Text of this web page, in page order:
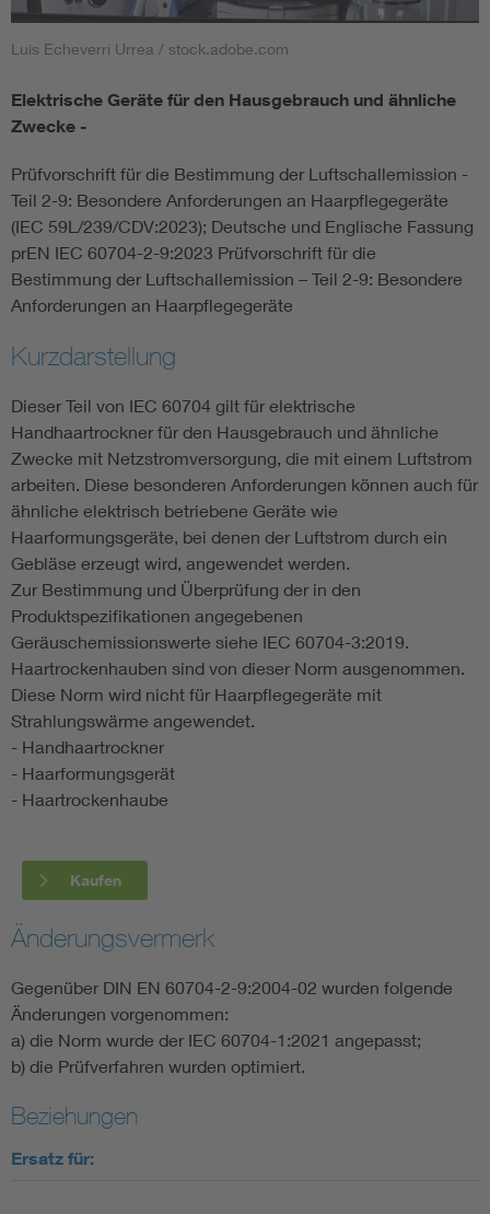
Smart Cities
Blitzschutz: DIN EN 62305 in der Übersicht
Circular Economy für mehr Ressourceneffizienz
Cybersecurity in der Industrieautomatisierung
DIN VDE 0100 für sichere Elektroinstallationen
Elektrofachkraft (EFK)
Luis Echeverri Urrea / stock.adobe.com
Elektrische Geräte für den Hausgebrauch und ähnliche
Zwecke -
Prüfvorschrift für die Bestimmung der Luftschallemission -
Teil 2-9: Besondere Anforderungen an Haarpflegegeräte
(IEC 59L/239/CDV:2023); Deutsche und Englische Fassung
prEN IEC 60704-2-9:2023 Prüfvorschrift für die
Bestimmung der Luftschallemission – Teil 2-9: Besondere
Anforderungen an Haarpflegegeräte
Kurzdarstellung
Dieser Teil von IEC 60704 gilt für elektrische
Handhaartrockner für den Hausgebrauch und ähnliche
Zwecke mit Netzstromversorgung, die mit einem Luftstrom
arbeiten. Diese besonderen Anforderungen können auch für
ähnliche elektrisch betriebene Geräte wie
Haarformungsgeräte, bei denen der Luftstrom durch ein
Gebläse erzeugt wird, angewendet werden.
Zur Bestimmung und Überprüfung der in den
Produktspezifikationen angegebenen
Geräuschemissionswerte siehe IEC 60704-3:2019.
Haartrockenhauben sind von dieser Norm ausgenommen.
Diese Norm wird nicht für Haarpflegegeräte mit
Strahlungswärme angewendet.
- Handhaartrockner
- Haarformungsgerät
- Haartrockenhaube
Kaufen
Änderungsvermerk
Gegenüber DIN EN 60704-2-9:2004-02 wurden folgende
Änderungen vorgenommen:
a) die Norm wurde der IEC 60704-1:2021 angepasst;
b) die Prüfverfahren wurden optimiert.
Beziehungen
Ersatz für: